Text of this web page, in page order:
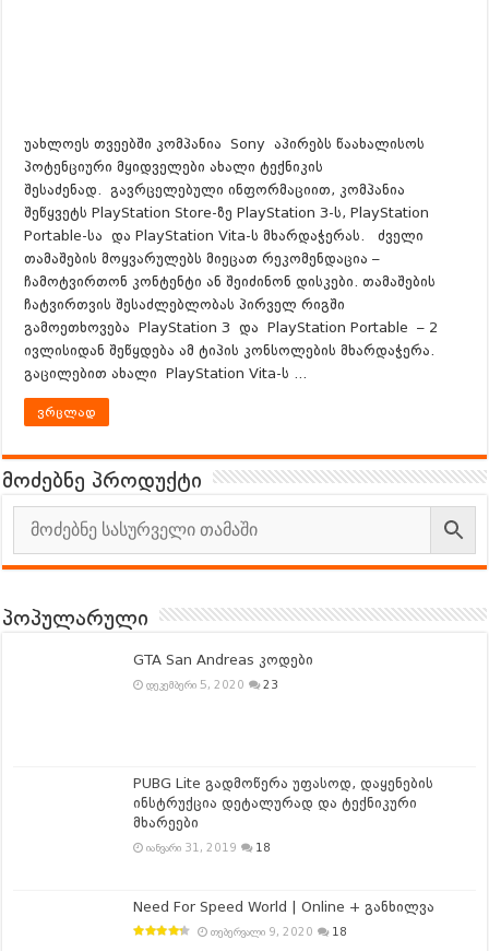
უახლოეს თვეებში კომპანია Sony აპირებს წაახალისოს
პოტენციური მყიდველები ახალი ტექნიკის
შესაძენად. გავრცელებული ინფორმაციით, კომპანია
შეწყვეტს PlayStation Store-ზე PlayStation 3-ს, PlayStation
Portable-სა და PlayStation Vita-ს მხარდაჭერას. ძველი
თამაშების მოყვარულებს მიეცათ რეკომენდაცია –
ჩამოტვირთონ კონტენტი ან შეიძინონ დისკები. თამაშების
ჩატვირთვის შესაძლებლობას პირველ რიგში
გამოეთხოვება PlayStation 3 და PlayStation Portable – 2
ივლისიდან შეწყდება ამ ტიპის კონსოლების მხარდაჭერა.
გაცილებით ახალი PlayStation Vita-ს …
ვრცლად
მოძებნე პროდუქტი
პოპულარული
GTA San Andreas კოდები
დეკემბერი 5, 2020 23
PUBG Lite გადმოწერა უფასოდ, დაყენების
ინსტრუქცია დეტალურად და ტექნიკური
მხარეები
იანვარი 31, 2019 18
Need For Speed World | Online + განხილვა
თებერვალი 9, 2020 18